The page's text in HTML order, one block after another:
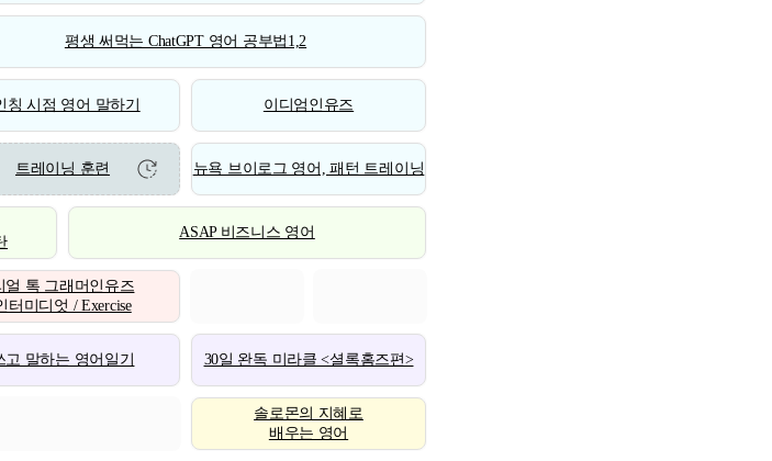
평생 써먹는 ChatGPT 영어 공부법1,2
칭 시점 영어 말하기 이디엄인유즈
트레이닝 훈련 뉴욕 브이로그 영어, 패턴 트레이닝
ASAP 비즈니스 영어
얼 톡 그래머인유즈
터미디엇 / Exercise
고 말하는 영어일기 30일 완독 미라클 <셜록홈즈편>
솔로몬의 지혜로
배우는 영어